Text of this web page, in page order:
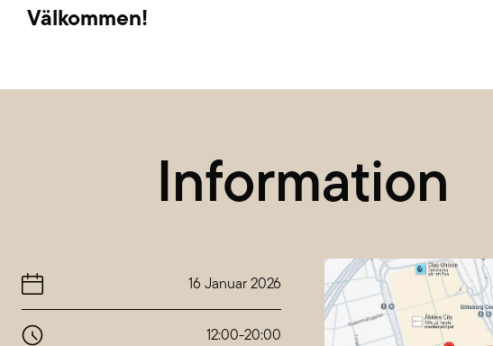
Välkommen!
Information
16 Januar 2026
12:00-20:00